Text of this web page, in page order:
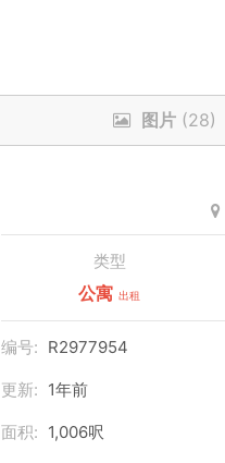
图片 (28)
类型
公寓 出租
编号: R2977954
更新: 1年前
面积: 1,006呎